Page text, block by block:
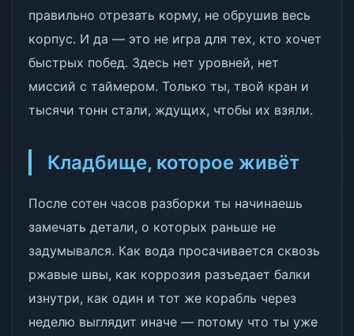
правильно отрезать корму, не обрушив весь
корпус. И да — это не игра для тех, кто хочет
быстрых побед. Здесь нет уровней, нет
миссий с таймером. Только ты, твой кран и
тысячи тонн стали, ждущих, чтобы их взяли.
Кладбище, которое живёт
После сотен часов разборки ты начинаешь
замечать детали, о которых раньше не
задумывался. Как вода просачивается сквозь
ржавые швы, как коррозия разъедает балки
изнутри, как один и тот же корабль через
неделю выглядит иначе — потому что ты уже